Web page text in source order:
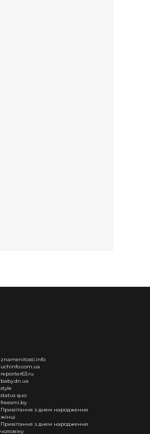
znamenitosti.info
uchinfo.com.ua
reporter63.ru
baby.dn.ua
style
status quo
freesmi.by
Привітання з днем народження
жінці
Привітання з днем народження
чоловіку